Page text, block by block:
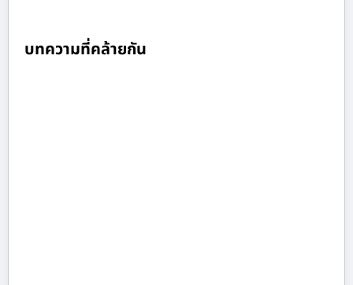
บทความที่คล้ายกัน